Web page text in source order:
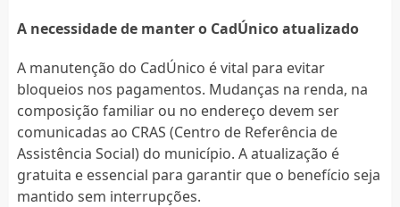
A necessidade de manter o CadÚnico atualizado
A manutenção do CadÚnico é vital para evitar
bloqueios nos pagamentos. Mudanças na renda, na
composição familiar ou no endereço devem ser
comunicadas ao CRAS (Centro de Referência de
Assistência Social) do município. A atualização é
gratuita e essencial para garantir que o benefício seja
mantido sem interrupções.